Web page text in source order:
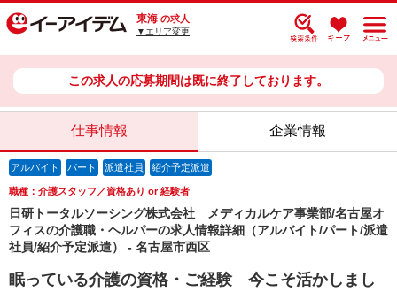
東海 の求人
▼エリア変更
この求人の応募期間は既に終了しております。
仕事情報 企業情報
アルバイト パート 派遣社員 紹介予定派遣
職種：介護スタッフ／資格あり or 経験者
日研トータルソーシング株式会社 メディカルケア事業部/名古屋オ
フィスの介護職・ヘルパーの求人情報詳細（アルバイト/パート/派遣
社員/紹介予定派遣） - 名古屋市西区
眠っている介護の資格・ご経験 今こそ活かしまし